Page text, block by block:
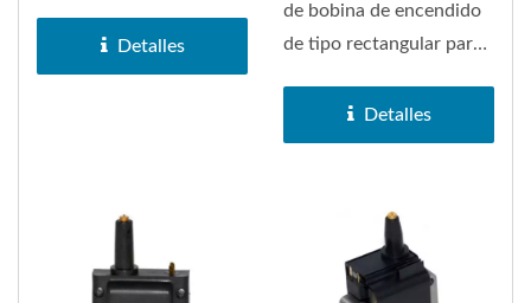
Detalles
de bobina de encendido
de tipo rectangular para
Detalles